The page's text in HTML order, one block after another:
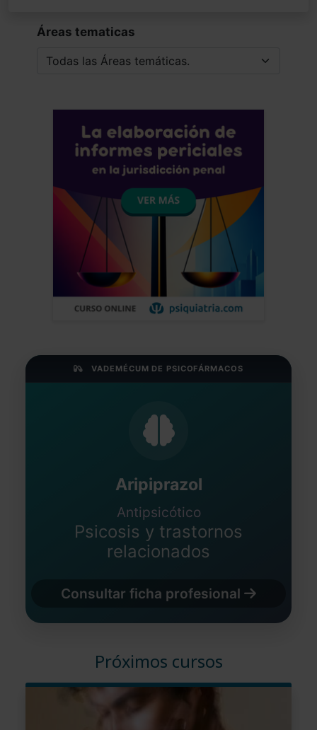
Áreas tematicas
VADEMÉCUM DE PSICOFÁRMACOS
Aripiprazol
Antipsicótico
Psicosis y trastornos
relacionados
Consultar ficha profesional
Próximos cursos